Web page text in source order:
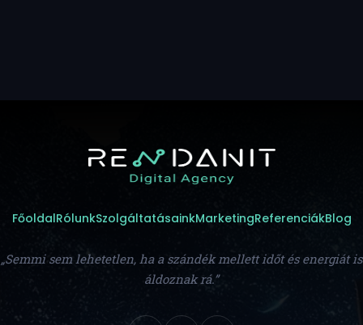
FőoldalRólunkSzolgáltatásainkMarketingReferenciákBlog
„Semmi sem lehetetlen, ha a szándék mellett időt és energiát is
áldoznak rá.”